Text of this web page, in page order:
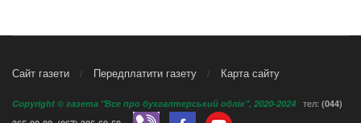
Сайт газети Передплатити газету Карта сайту
Copyright © газета "Все про бухгалтерський облік", 2020-2024 тел: (044)